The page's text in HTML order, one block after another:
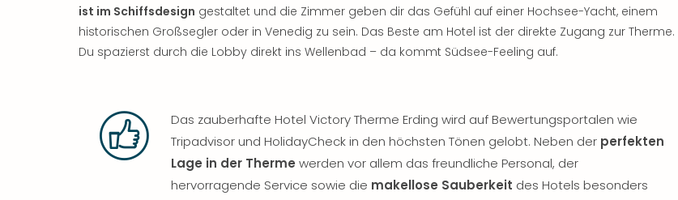
ist im Schiffsdesign gestaltet und die Zimmer geben dir das Gefühl auf einer Hochsee-Yacht, einem
historischen Großsegler oder in Venedig zu sein. Das Beste am Hotel ist der direkte Zugang zur Therme.
Du spazierst durch die Lobby direkt ins Wellenbad – da kommt Südsee-Feeling auf.
Das zauberhafte Hotel Victory Therme Erding wird auf Bewertungsportalen wie
Tripadvisor und HolidayCheck in den höchsten Tönen gelobt. Neben der perfekten
Lage in der Therme werden vor allem das freundliche Personal, der
hervorragende Service sowie die makellose Sauberkeit des Hotels besonders